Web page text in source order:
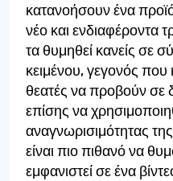
κατανοήσουν ένα
νέο και ενδιαφέροντα
τα θυμηθεί κανείς σε
κειμένου, γεγονός που
θεατές να προβούν σε
επίσης να
αναγνωρισιμότητας
είναι πιο πιθανό να
εμφανιστεί σε ένα